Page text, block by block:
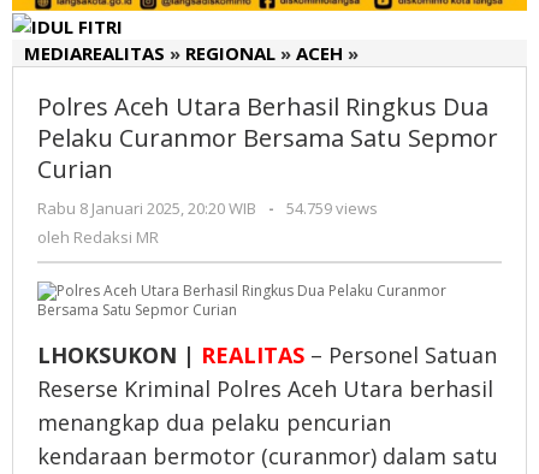
MEDIAREALITAS » REGIONAL » ACEH »
Utara
Berhasil
Pelaku
Bersama
Satu
Curian
Polres Aceh Utara Berhasil Ringkus Dua
Pelaku Curanmor Bersama Satu Sepmor
Curian
Rabu 8 Januari 2025, 20:20 WIB
oleh
-
54.759 views
oleh Redaksi MR
LHOKSUKON | REALITAS – Personel Satuan
Reserse Kriminal Polres Aceh Utara berhasil
menangkap dua pelaku pencurian
kendaraan bermotor (curanmor) dalam satu